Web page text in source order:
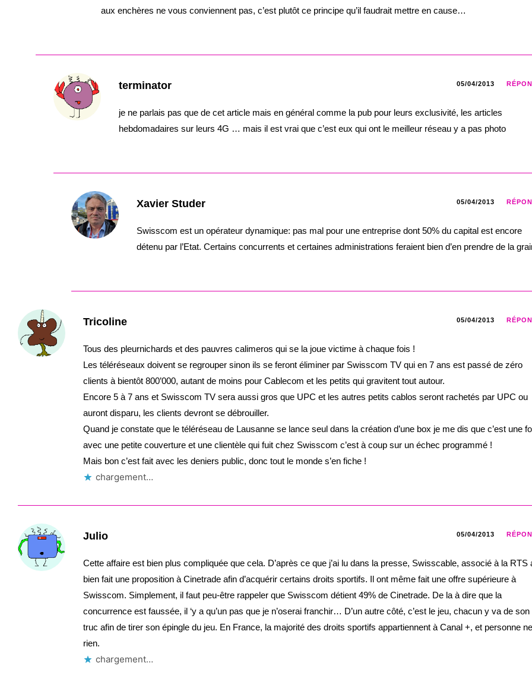
aux enchères ne vous conviennent pas, c’est plutôt ce principe qu’il faudrait mettre en cause…
terminator 05/04/2013
je ne parlais pas que de cet article mais en général comme la pub pour leurs exclusivité, les articles
hebdomadaires sur leurs 4G … mais il est vrai que c’est eux qui ont le meilleur réseau y a pas photo
Xavier Studer 05/04/2013
Swisscom est un opérateur dynamique: pas mal pour une entreprise dont 50% du capital est encore
détenu par l’Etat. Certains concurrents et certaines administrations feraient bien d’en prendre de la
Tricoline 05/04/2013
Tous des pleurnichards et des pauvres calimeros qui se la joue victime à chaque fois !
Les téléréseaux doivent se regrouper sinon ils se feront éliminer par Swisscom TV qui en 7 ans est passé de zéro
clients à bientôt 800’000, autant de moins pour Cablecom et les petits qui gravitent tout autour.
Encore 5 à 7 ans et Swisscom TV sera aussi gros que UPC et les autres petits cablos seront rachetés par UPC ou
auront disparu, les clients devront se débrouiller.
Quand je constate que le téléréseau de Lausanne se lance seul dans la création d’une box je me dis que c’est une
avec une petite couverture et une clientèle qui fuit chez Swisscom c’est à coup sur un échec programmé !
Mais bon c’est fait avec les deniers public, donc tout le monde s’en fiche !
chargement…
Julio 05/04/2013
Cette affaire est bien plus compliquée que cela. D’après ce que j’ai lu dans la presse, Swisscable, associé à la RTS
bien fait une proposition à Cinetrade afin d’acquérir certains droits sportifs. Il ont même fait une offre supérieure à
Swisscom. Simplement, il faut peu-être rappeler que Swisscom détient 49% de Cinetrade. De la à dire que la
concurrence est faussée, il ‘y a qu’un pas que je n’oserai franchir… D’un autre côté, c’est le jeu, chacun y va de son
truc afin de tirer son épingle du jeu. En France, la majorité des droits sportifs appartiennent à Canal +, et personne
rien.
chargement…